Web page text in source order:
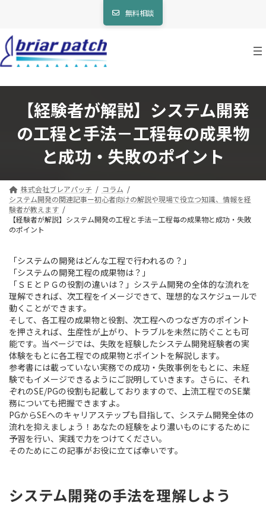
ン
ツ
へ
キ
ー
シ
ョ
に
無料相談
【経験者が解説】システム開発
の工程と手法－工程毎の成果物
と成功・失敗のポイント
株式会社ブレアパッチ
コラム
システム開発の関連記事ー初心者向けの解説や現場で役立つ知識、情報を経
験者が教えます
【経験者が解説】システム開発の工程と手法－工程毎の成果物と成功・失敗
のポイント
「システムの開発はどんな工程で行われるの？」
「システムの開発工程の成果物は？」
「ＳＥとＰＧの役割の違いは？」システム開発の全体的な流れを
理解できれば、次工程をイメージできて、理想的なスケジュールで
動くことができます。
そして、 各工程の成果物と役割、次工程へのつなぎ方のポイント
を押さえれば、生産性が上がり、トラブルを未然に防ぐことも可
能です。当ページでは、 失敗を経験したシステム開発経験者の実
体験をもとに各工程での成果物とポイントを解説します。
参考書には載っていない実務での成功・失敗事例をもとに、未経
験でもイメージできるようにご説明していきます。さらに、それ
ぞれのSE/PGの役割も記載しておりますので、上流工程でのSE業
務についても把握できますよ。
PGからSEへのキャリアステップも目指して、システム開発全体の
流れを抑えましょう！あなたの経験をより濃いものにするために
予習を行い、実践で力をつけてください。
そのためにこの記事がお役に立てば幸いです。
システム開発の手法を理解しよう